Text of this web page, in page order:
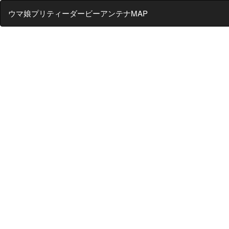
ウマ娘プリティーダービーアンテナMAP